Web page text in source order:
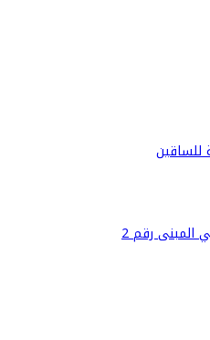
المبنى رقم 2